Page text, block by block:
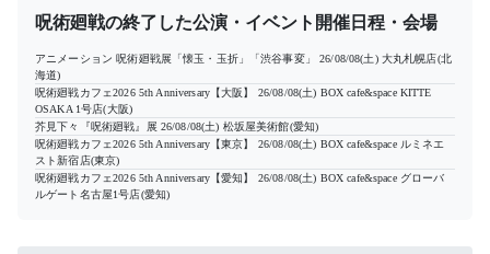
呪術廻戦の終了した公演・イベント開催日程・会場
アニメーション 呪術廻戦展「懐玉・玉折」「渋谷事変」 26/08/08(土) 大丸札幌店(北
海道)
呪術廻戦カフェ2026 5th Anniversary【大阪】
26/08/08(土) BOX cafe&space KITTE
OSAKA 1号店(大阪)
芥見下々『呪術廻戦』展 26/08/08(土) 松坂屋美術館(愛知)
呪術廻戦カフェ2026 5th Anniversary【東京】
26/08/08(土) BOX cafe&space ルミネエ
スト新宿店(東京)
呪術廻戦カフェ2026 5th Anniversary【愛知】
26/08/08(土) BOX cafe&space グローバ
ルゲート名古屋1号店(愛知)